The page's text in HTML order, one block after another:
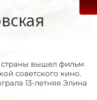
страны вышел фильм
советского кино.
13-летняя Элина